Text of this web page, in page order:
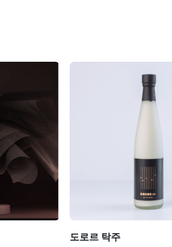
도로르 탁주